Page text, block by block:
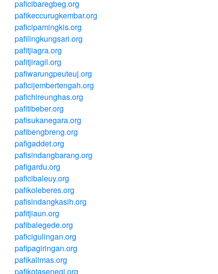
paficibaregbeg.org
pafikeccurugkembar.org
paficipamingkis.org
pafilingkungsari.org
pafitjiagra.org
pafitjiragil.org
pafiwarungpeuteuj.org
paficijembertengah.org
pafichireunghas.org
pafitibeber.org
pafisukanegara.org
pafibengbreng.org
pafigaddet.org
pafisindangbarang.org
pafigardu.org
paficibaleuy.org
pafikoleberes.org
pafisindangkasih.org
pafitjiaun.org
pafibalegede.org
paficigulingan.org
pafipagiringan.org
pafikalimas.org
pafikotasenegi.org